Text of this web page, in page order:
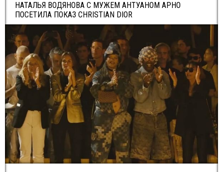
НАТАЛЬЯ ВОДЯНОВА С МУЖЕМ АНТУАНОМ АРНО
ПОСЕТИЛА ПОКАЗ CHRISTIAN DIOR